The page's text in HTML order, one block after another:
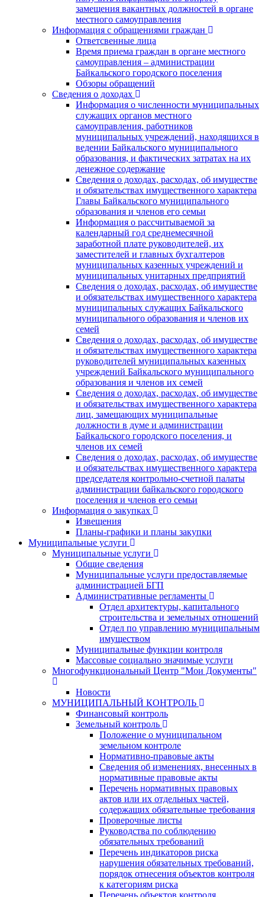
замещения вакантных должностей в органе
местного самоуправления
Информация с обращениями граждан
Ответсвенные лица
Время приема граждан в органе местного
самоуправления – администрации
Байкальского городского поселения
Обзоры обращений
Сведения о доходах
Информация о численности муниципальных
служащих органов местного
самоуправления, работников
муниципальных учреждений, находящихся в
ведении Байкальского муниципального
образования, и фактических затратах на их
денежное содержание
Сведения о доходах, расходах, об имуществе
и обязательствах имущественного характера
Главы Байкальского муниципального
образования и членов его семьи
Информация о рассчитываемой за
календарный год среднемесячной
заработной плате руководителей, их
заместителей и главных бухгалтеров
муниципальных казенных учреждений и
муниципальных унитарных предприятий
Сведения о доходах, расходах, об имуществе
и обязательствах имущественного характера
муниципальных служащих Байкальского
муниципального образования и членов их
семей
Сведения о доходах, расходах, об имуществе
и обязательствах имущественного характера
руководителей муниципальных казенных
учреждений Байкальского муниципального
образования и членов их семей
Сведения о доходах, расходах, об имуществе
и обязательствах имущественного характера
лиц, замещающих муниципальные
должности в думе и администрации
Байкальского городского поселения, и
членов их семей
Сведения о доходах, расходах, об имуществе
и обязательствах имущественного характера
председателя контрольно-счетной палаты
администрации байкальского городского
поселения и членов его семьи
Информация о закупках
Извещения
Планы-графики и планы закупки
Муниципальные услуги
Муниципальные услуги
Общие сведения
Муниципальные услуги предоставляемые
администрацией БГП
Административные регламенты
Отдел архитектуры, капитального
строительства и земельных отношений
Отдел по управлению муниципальным
имуществом
Муниципальные функции контроля
Массовые социально значимые услуги
Многофункциональный Центр "Мои Документы"
Новости
МУНИЦИПАЛЬНЫЙ КОНТРОЛЬ
Финансовый контроль
Земельный контроль
Положение о муниципальном
земельном контроле
Нормативно-правовые акты
Сведения об изменениях, внесенных в
нормативные правовые акты
Перечень нормативных правовых
актов или их отдельных частей,
содержащих обязательные требования
Проверочные листы
Руководства по соблюдению
обязательных требований
Перечень индикаторов риска
нарушения обязательных требований,
порядок отнесения объектов контроля
к категориям риска
Перечень объектов контроля,